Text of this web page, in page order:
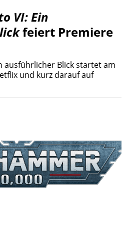
VI: Ein
feiert Premiere
ausführlicher Blick startet am
und kurz darauf auf